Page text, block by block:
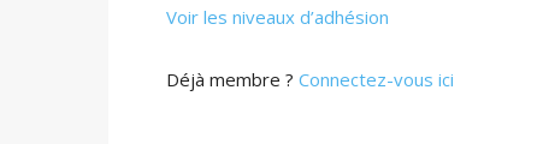
Voir les niveaux d’adhésion
Déjà membre ? Connectez-vous ici